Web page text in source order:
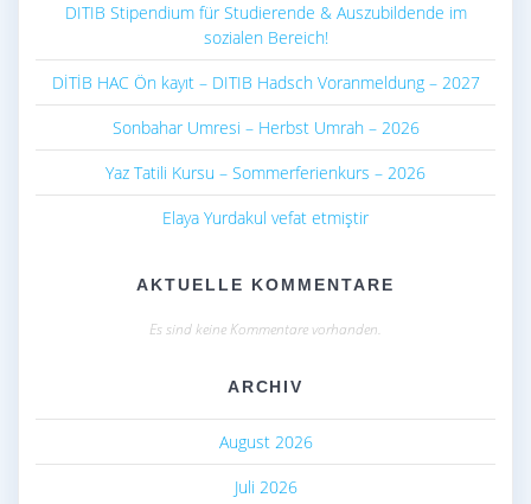
DITIB Stipendium für Studierende & Auszubildende im
sozialen Bereich!
DİTİB HAC Ön kayıt – DITIB Hadsch Voranmeldung – 2027
Sonbahar Umresi – Herbst Umrah – 2026
Yaz Tatili Kursu – Sommerferienkurs – 2026
Elaya Yurdakul vefat etmiştir
AKTUELLE KOMMENTARE
Es sind keine Kommentare vorhanden.
ARCHIV
August 2026
Juli 2026